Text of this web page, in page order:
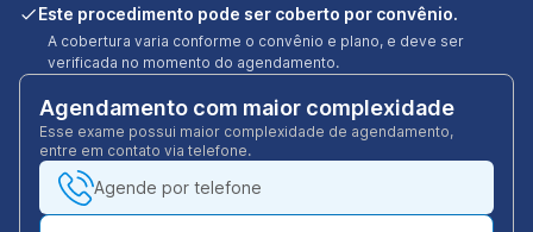
Este procedimento pode ser coberto por convênio.
A cobertura varia conforme o convênio e plano, e deve ser
verificada no momento do agendamento.
Agendamento com maior complexidade
Esse exame possui maior complexidade de agendamento,
entre em contato via telefone.
Agende por telefone